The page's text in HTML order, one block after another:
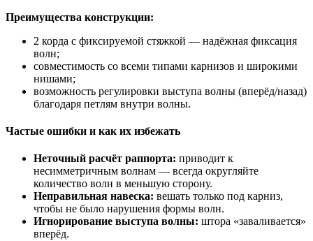
Преимущества конструкции:
2 корда с фиксируемой стяжкой — надёжная фиксация
волн;
совместимость со всеми типами карнизов и широкими
нишами;
возможность регулировки выступа волны (вперёд/назад)
благодаря петлям внутри волны.
Частые ошибки и как их избежать
Неточный расчёт раппорта: приводит к
несимметричным волнам — всегда округляйте
количество волн в меньшую сторону.
Неправильная навеска: вешать только под карниз,
чтобы не было нарушения формы волн.
Игнорирование выступа волны: штора «заваливается»
вперёд.